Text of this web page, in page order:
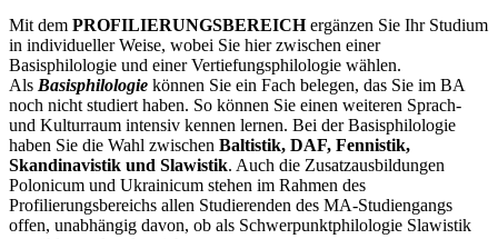
Mit dem PROFILIERUNGSBEREICHergänzen Sie Ihr Studium
in individueller Weise, wobei Sie hier zwischen einer
Basisphilologie und einer Vertiefungsphilologie wählen.
Als Basisphilologie können Sie ein Fach belegen, das Sie im BA
noch nicht studiert haben. So können Sie einen weiteren Sprach-
und Kulturraum intensiv kennen lernen. Bei der Basisphilologie
haben Sie die Wahl zwischen Baltistik, DAF, Fennistik,
Skandinavistik und Slawistik. Auch die Zusatzausbildungen
Polonicum und Ukrainicum stehen im Rahmen des
Profilierungsbereichs allen Studierenden des MA-Studiengangs
offen, unabhängig davon, ob als Schwerpunktphilologie Slawistik